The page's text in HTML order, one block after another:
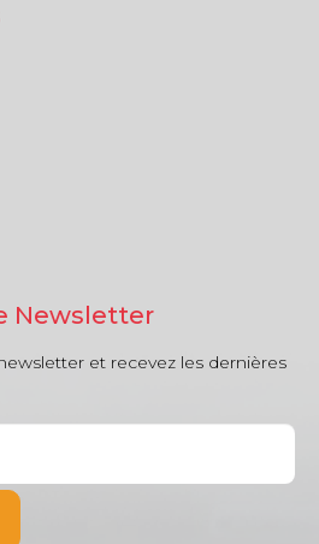
Newsletter
et recevez les dernières